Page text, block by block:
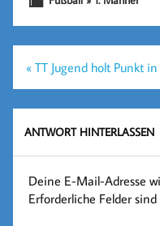
Beitragsnavigation
« TT Jugend holt Punkt
ANTWORT HINTERLASSEN
Deine E-Mail-Adresse
Erforderliche Felder